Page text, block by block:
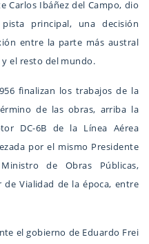
Carlos Ibáñez del Campo, dio
principal, una decisión
entre la parte más austral
el resto del mundo.
finalizan los trabajos de la
de las obras, arriba la
DC-6B de la Línea Aérea
por el mismo Presidente
de Obras Públicas,
Vialidad de la época, entre
el gobierno de Eduardo Frei